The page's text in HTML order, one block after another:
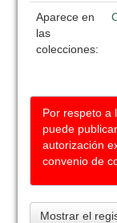
Aparece en
las
colecciones:
Por respeto a
puede
autorización
convenio de
Mostrar el